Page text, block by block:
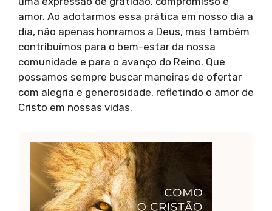
amor. Ao adotarmos essa prática em nosso dia a
dia, não apenas honramos a Deus, mas também
contribuímos para o bem-estar da nossa
comunidade e para o avanço do Reino. Que
possamos sempre buscar maneiras de ofertar
com alegria e generosidade, refletindo o amor de
Cristo em nossas vidas.